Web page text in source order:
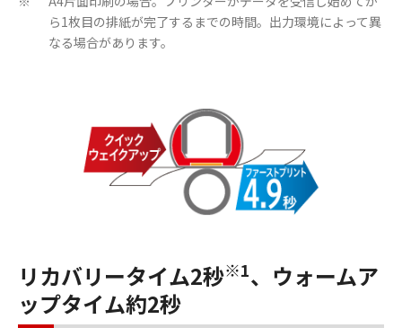
ら1枚目の排紙が完了するまでの時間。出力環境によって異
なる場合があります。
リカバリータイム2秒※1、ウォームア
ップタイム約2秒